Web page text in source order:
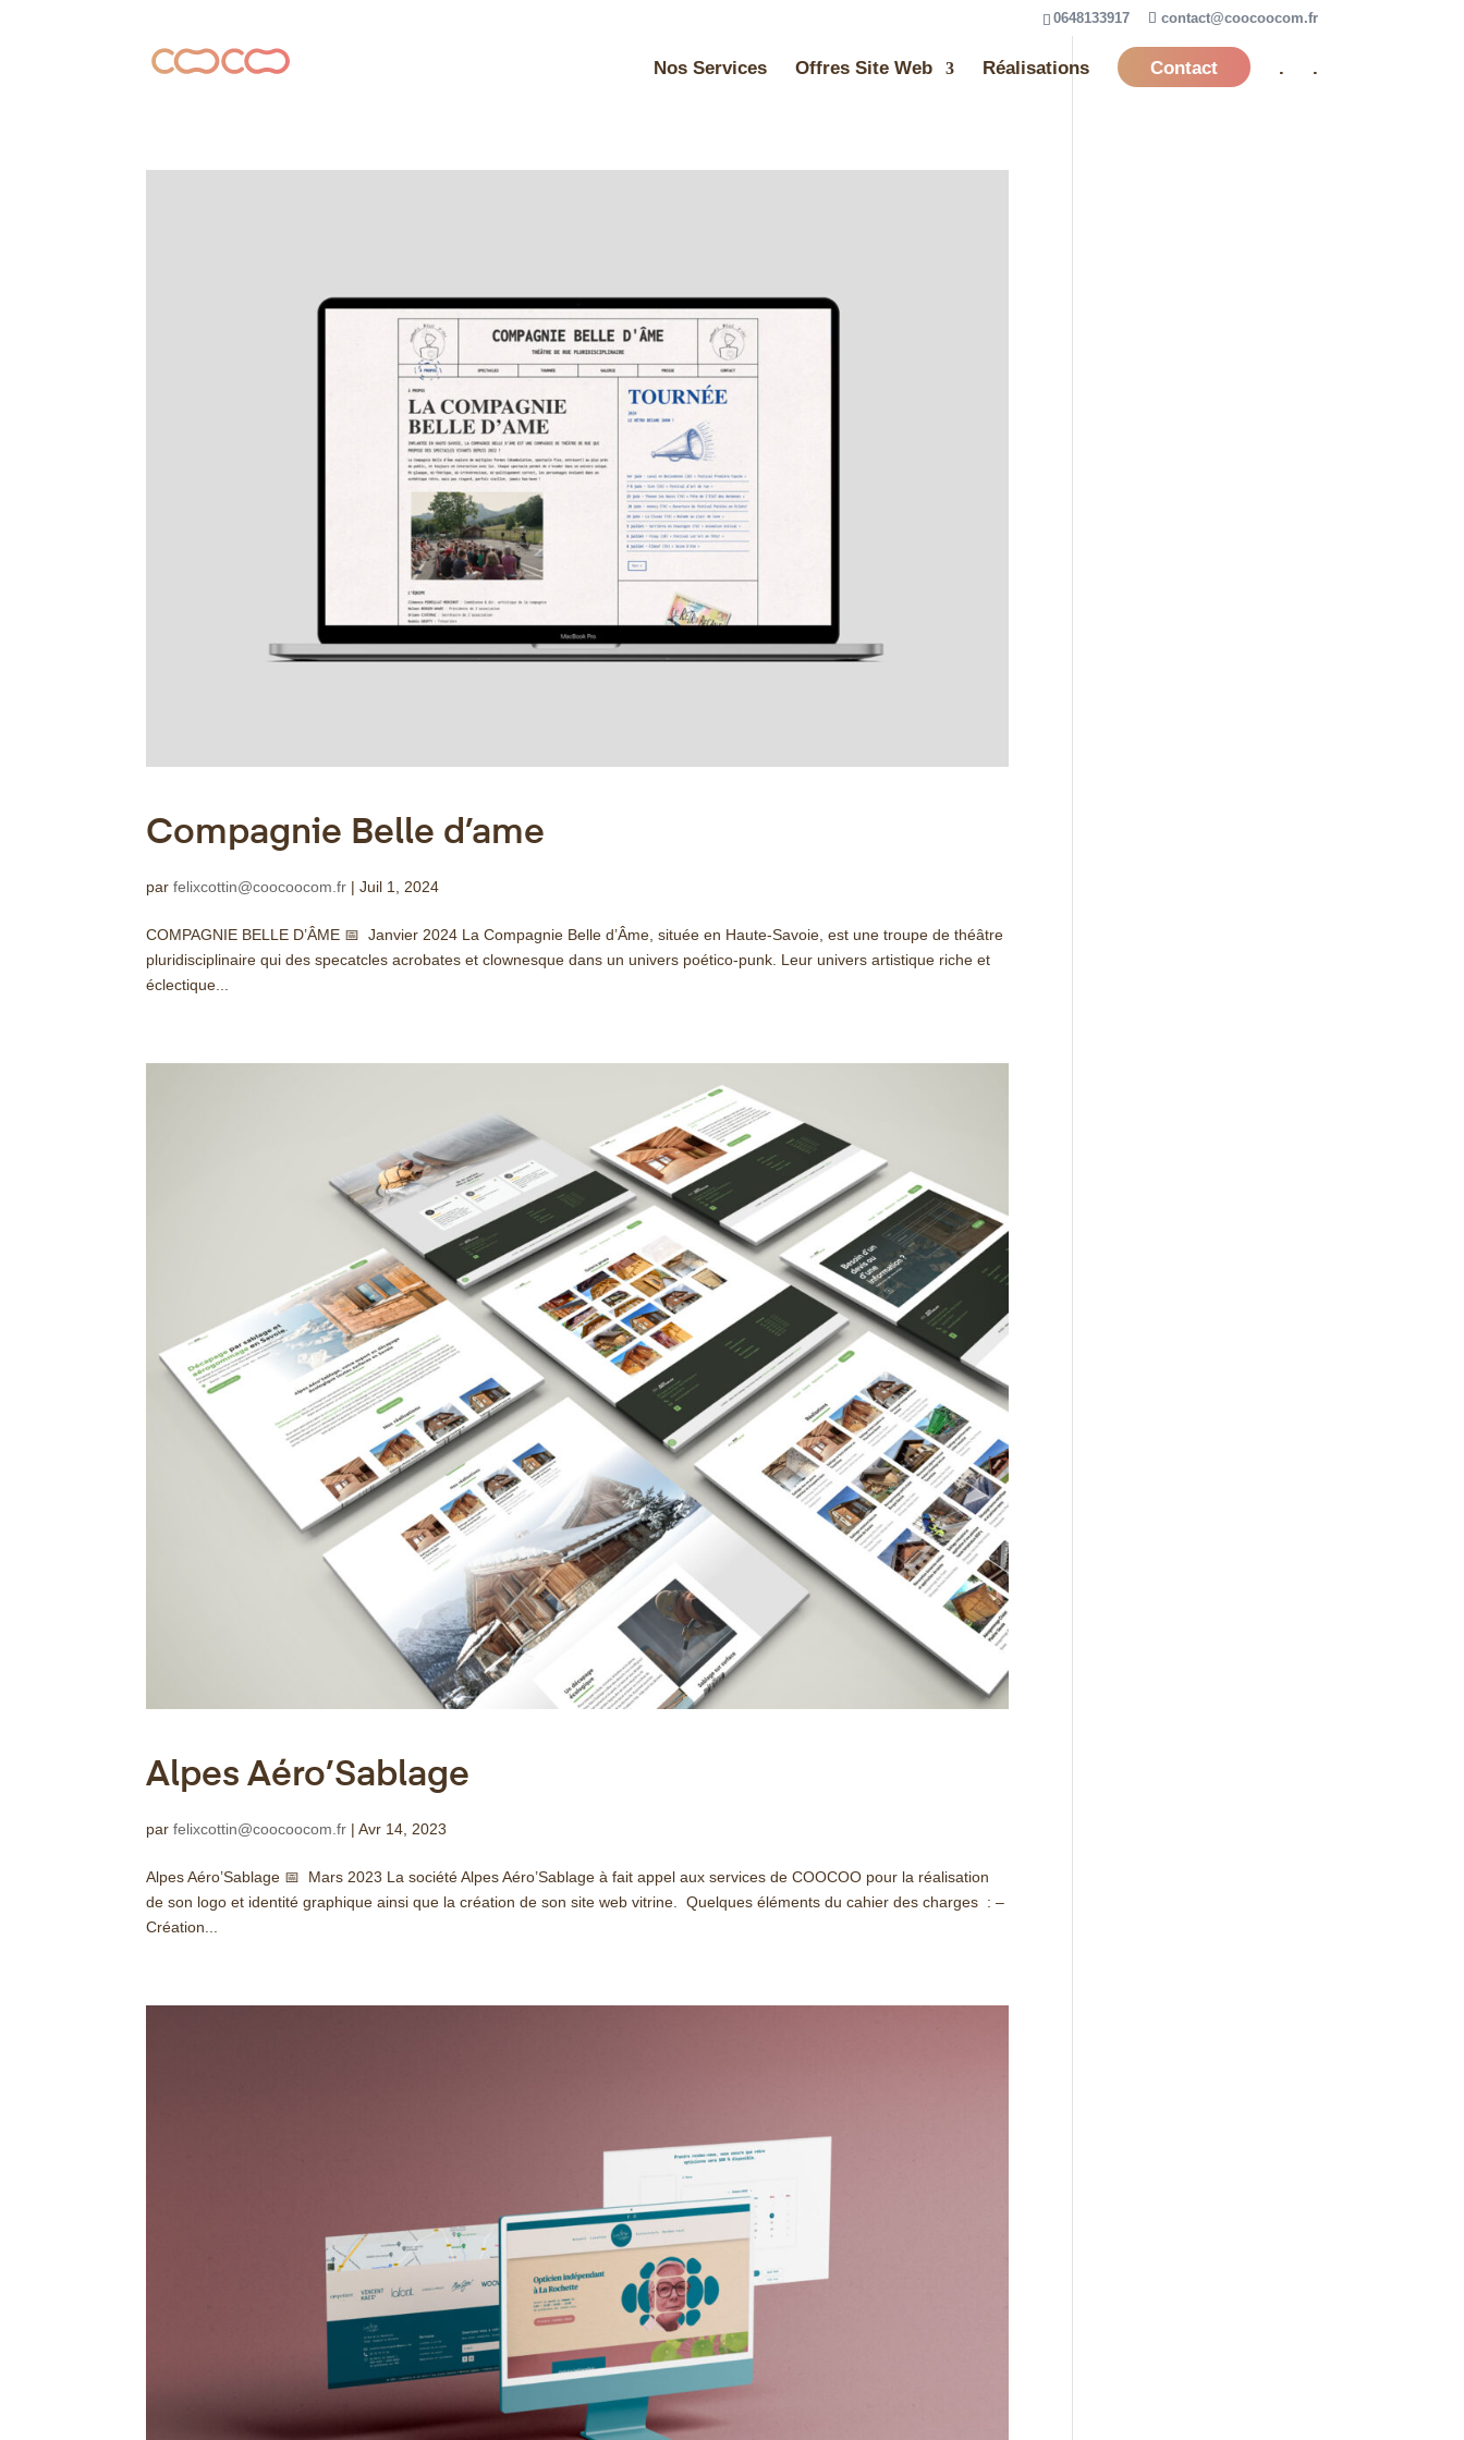
0648133917 contact@coocoocom.fr
Nos Services Offres Site Web Réalisations Contact . .
Compagnie Belle d’ame
parfelixcottin@coocoocom.fr |Juil 1, 2024
COMPAGNIE BELLE D’ÂME 📅 Janvier 2024 La Compagnie Belle d’Âme, située en Haute-Savoie, est une troupe de théâtre
pluridisciplinaire qui des specatcles acrobates et clownesque dans un univers poético-punk. Leur univers artistique riche et
éclectique...
Alpes Aéro’Sablage
parfelixcottin@coocoocom.fr |Avr 14, 2023
Alpes Aéro’Sablage 📅 Mars 2023 La société Alpes Aéro’Sablage à fait appel aux services de COOCOO pour la réalisation
de son logo et identité graphique ainsi que la création de son site web vitrine. Quelques éléments du cahier des charges : –
Création...